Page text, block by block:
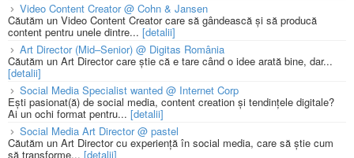
Video Content Creator @ Cohn & Jansen
Căutăm un Video Content Creator care să gândească și să producă
content pentru unele dintre... [detalii]
Art Director (Mid–Senior) @ Digitas România
Căutăm un Art Director care știe că e tare când o idee arată bine, dar...
[detalii]
Social Media Specialist wanted @ Internet Corp
Ești pasionat(ă) de social media, content creation și tendințele digitale?
Ai un ochi format pentru... [detalii]
Social Media Art Director @ pastel
Căutăm un Art Director cu experiență în social media, care să știe cum
să transforme... [detalii]